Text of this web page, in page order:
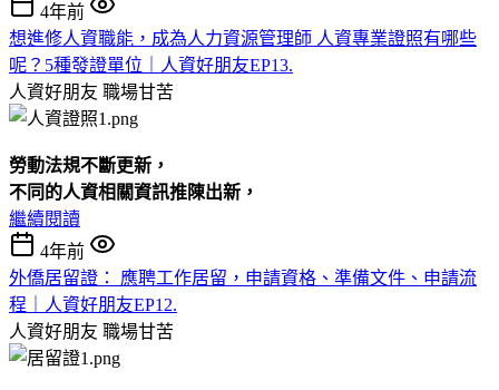
4年前
想進修人資職能，成為人力資源管理師 人資專業證照有哪些
呢？5種發證單位｜人資好朋友EP13.
人資好朋友 職場甘苦
勞動法規不斷更新，
不同的人資相關資訊推陳出新，
繼續閱讀
4年前
外僑居留證： 應聘工作居留，申請資格、準備文件、申請流
程｜人資好朋友EP12.
人資好朋友 職場甘苦